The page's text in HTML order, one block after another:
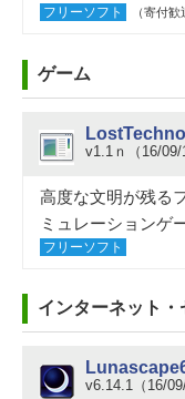
フリーソフト （寄付歓
ゲーム
v1.1ｎ（16/09/
高度な文明が残る
ミュレーションゲ
フリーソフト
インターネット・
v6.14.1（16/09/